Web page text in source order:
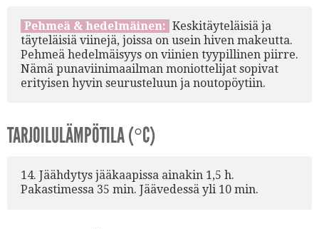
Pehmeä & hedelmäinen: Keskitäyteläisiä ja
täyteläisiä viinejä, joissa on usein hiven makeutta.
Pehmeä hedelmäisyys on viinien tyypillinen piirre.
Nämä punaviinimaailman moniottelijat sopivat
erityisen hyvin seurusteluun ja noutopöytiin.
TARJOILULÄMPÖTILA (°C)
14. Jäähdytys jääkaapissa ainakin 1,5 h.
Pakastimessa 35 min. Jäävedessä yli 10 min.